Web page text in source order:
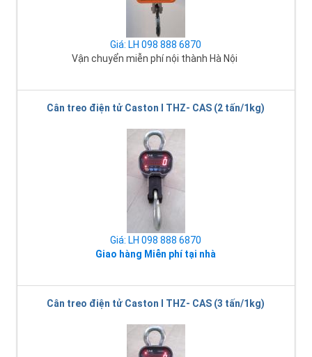
Giá: LH 098 888 6870
Vận chuyển miễn phí nội thành Hà Nội
Cân treo điện tử Caston I THZ- CAS (2 tấn/1kg)
Giá: LH 098 888 6870
Giao hàng Miễn phí tại nhà
Cân treo điện tử Caston I THZ- CAS (3 tấn/1kg)